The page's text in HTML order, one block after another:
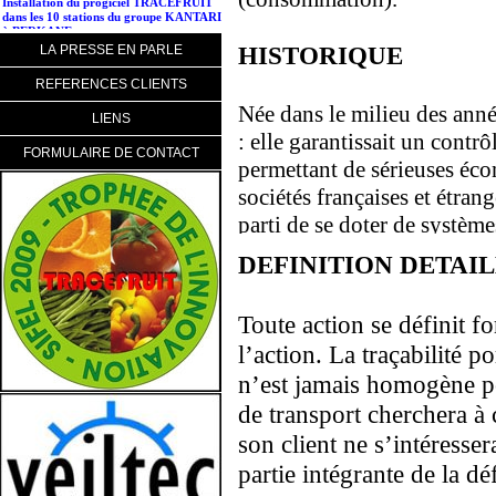
dans les 10 stations du groupe KANTARI
à BERKANE...
REFERENCES CLIENTS
DEFINITION
Toute action se définit
l’action. La traçabilité
n’est jamais homogène
de transport cherchera
son client ne
partie intégrante de la
HISTORIQUE
Née dans le milieu des
: elle garantissait un
permettant de sérieuses
sociétés françaises et
parti de se doter de
A l’heure de la
sur une entité unique.
La récente affaire Coca-
ses filiales européennes
la vente de leurs produits
grossistes ne pouvaient
FORMULAIRE DE CONTACT
LIENS
LA PRESSE EN PARLE